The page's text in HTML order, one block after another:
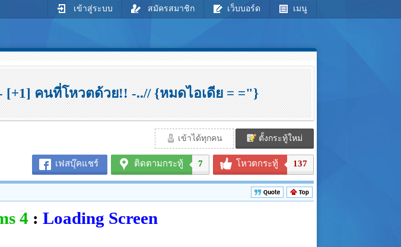
เข้าสู่ระบบ สมัครสมาชิก เว็บบอร์ด เมนู
- [+1] คนที่โหวตด้วย!! -..// {หมดไอเดีย = ="}
เข้าได้ทุกคน ตั้งกระทู้ใหม่
เฟสบุ๊คแชร์ ติดตามกระทู้ 7 โหวตกระทู้ 137
4 : Loading Screen